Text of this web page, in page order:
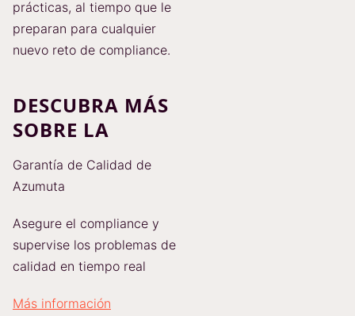
prácticas, al tiempo que le
preparan para cualquier
nuevo reto de compliance.
DESCUBRA MÁS
SOBRE LA
Garantía de Calidad de
Azumuta
Asegure el compliance y
supervise los problemas de
calidad en tiempo real
Más información